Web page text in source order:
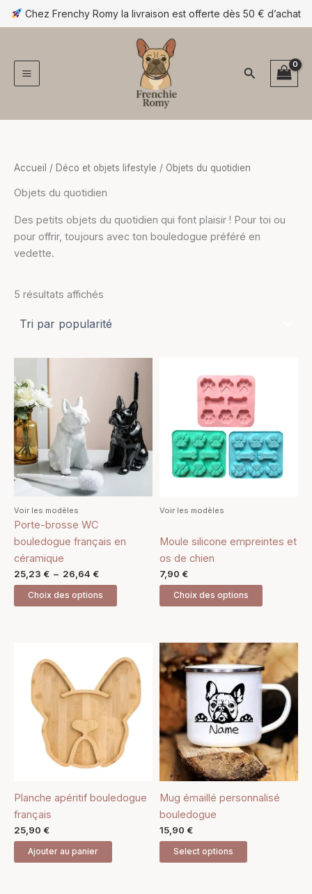
Aller
au
Chez Frenchy Romy la livraison est offerte dès 50 € d’achat
Rechercher
Accueil / Déco et objets lifestyle / Objets du quotidien
Objets du quotidien
Des petits objets du quotidien qui font plaisir ! Pour toi ou
pour offrir, toujours avec ton bouledogue préféré en
vedette.
5 résultats affichés
par
popularité
Voir les modèles
Porte-brosse WC
bouledogue français en
céramique
25,23 € – 26,64 €
25,23 €
26,64 €
Choix des options
produit
a
plusieurs
variations.
Les
options
être
la
du
Voir les modèles
Moule silicone empreintes et
os de chien
7,90 €
Choix des options
variations.
Les
options
peuvent
la
du
Planche apéritif bouledogue
français
25,90 €
Ajouter au panier
Mug émaillé personnalisé
bouledogue
15,90 €
Select options